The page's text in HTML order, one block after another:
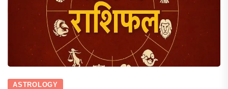
ASTROLOGY